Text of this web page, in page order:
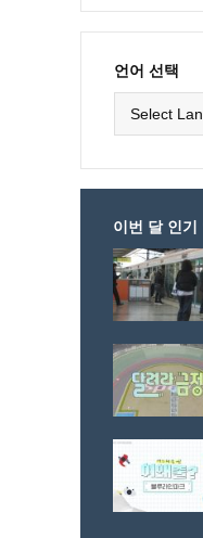
언어 선택
이번 달 인기